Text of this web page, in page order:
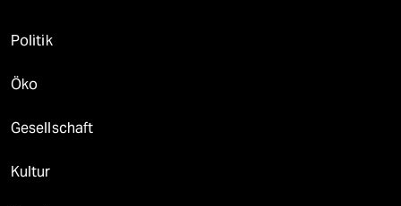
Politik
Öko
Gesellschaft
Kultur